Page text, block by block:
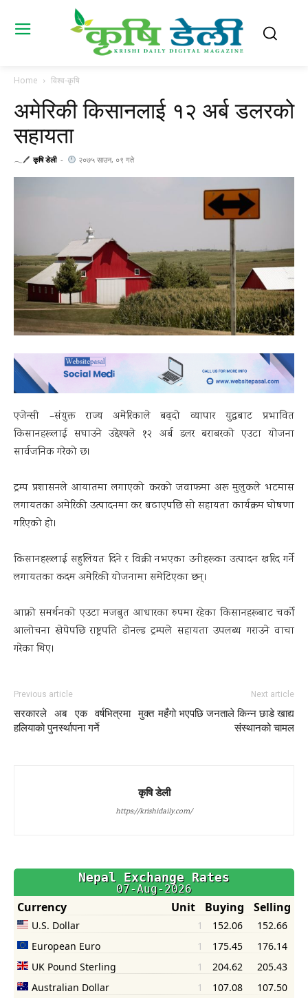
Home विश्व-कृषि
अमेरिकी किसानलाई १२ अर्ब डलरको
सहायता
𓂃🖊 कृषि डेली - २०७५ साउन, ०९ गते
एजेन्सी –संयुक्त राज्य अमेरिकाले बढ्दो व्यापार युद्धबाट प्रभावित
किसानहरूलाई सघाउने उद्देश्यले १२ अर्ब डलर बराबरको एउटा योजना
सार्वजनिक गरेको छ।
ट्रम्प प्रशासनले आयातमा लगाएको करको जवाफमा अरू मुलुकले भटमास
लगायतका अमेरिकी उत्पादनमा कर बढाएपछि सो सहायता कार्यक्रम घोषणा
गरिएको हो।
किसानहरूलाई सहुलियत दिने र विक्री नभएका उनीहरूका उत्पादन खरिद गर्ने
लगायतका कदम अमेरिकी योजनामा समेटिएका छन्।
आफ्नो समर्थनको एउटा मजबुत आधारका रुपमा रहेका किसानहरूबाट चर्को
आलोचना खेपेपछि राष्ट्रपति डोनल्ड ट्रम्पले सहायता उपलब्ध गराउने वाचा
गरेका थिए।
Previous article
सरकारले अब एक वर्षभित्रमा मुक्त
हलियाको पुनर्स्थापना गर्ने
Next article
महँगो भएपछि जनताले किन्न छाडे खाद्य
संस्थानको चामल
कृषि डेली
https://krishidaily.com/